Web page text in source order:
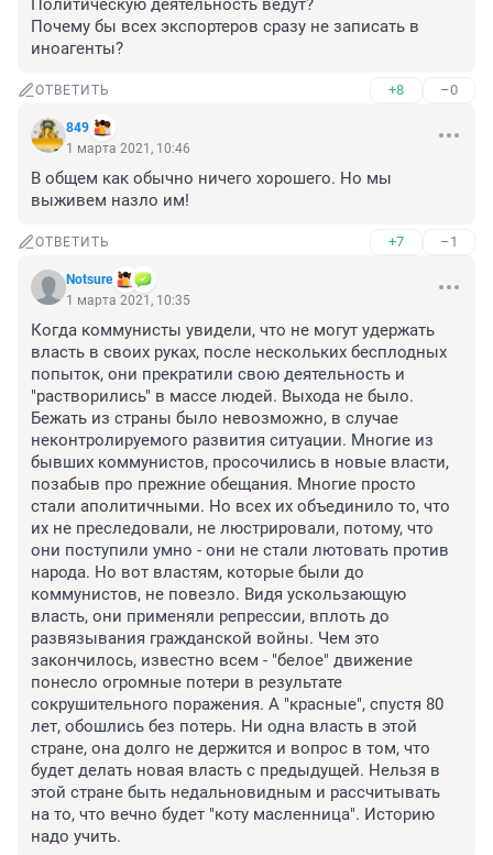
Политическую деятельность ведут?
Почему бы всех экспортеров сразу не записать в
иноагенты?
ОТВЕТИТЬ +8 –0
849
1 марта 2021, 10:46
В общем как обычно ничего хорошего. Но мы
выживем назло им!
ОТВЕТИТЬ +7 –1
Notsure
1 марта 2021, 10:35
Когда коммунисты увидели, что не могут удержать
власть в своих руках, после нескольких бесплодных
попыток, они прекратили свою деятельность и
"растворились" в массе людей. Выхода не было.
Бежать из страны было невозможно, в случае
неконтролируемого развития ситуации. Многие из
бывших коммунистов, просочились в новые власти,
позабыв про прежние обещания. Многие просто
стали аполитичными. Но всех их объединило то, что
их не преследовали, не люстрировали, потому, что
они поступили умно - они не стали лютовать против
народа. Но вот властям, которые были до
коммунистов, не повезло. Видя ускользающую
власть, они применяли репрессии, вплоть до
развязывания гражданской войны. Чем это
закончилось, известно всем - "белое" движение
понесло огромные потери в результате
сокрушительного поражения. А "красные", спустя 80
лет, обошлись без потерь. Ни одна власть в этой
стране, она долго не держится и вопрос в том, что
будет делать новая власть с предыдущей. Нельзя в
этой стране быть недальновидным и рассчитывать
на то, что вечно будет "коту масленница". Историю
надо учить.